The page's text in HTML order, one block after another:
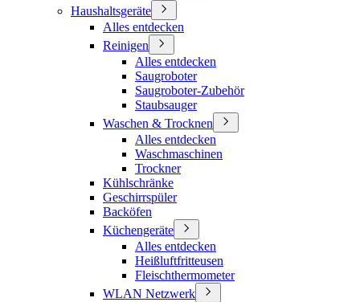
Haushaltsgeräte
Alles entdecken
Reinigen
Alles entdecken
Saugroboter
Saugroboter-Zubehör
Staubsauger
Waschen & Trocknen
Alles entdecken
Waschmaschinen
Trockner
Kühlschränke
Geschirrspüler
Backöfen
Küchengeräte
Alles entdecken
Heißluftfritteusen
Fleischthermometer
WLAN Netzwerk